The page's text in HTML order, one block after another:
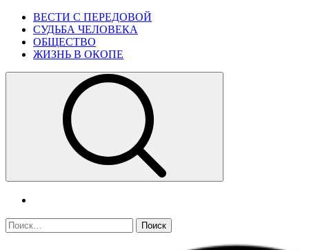
Skip
content
Primary
Menu
ВЕСТИ С ПЕРЕДОВОЙ
СУДЬБА ЧЕЛОВЕКА
ОБЩЕСТВО
ЖИЗНЬ В ОКОПЕ
Найти: